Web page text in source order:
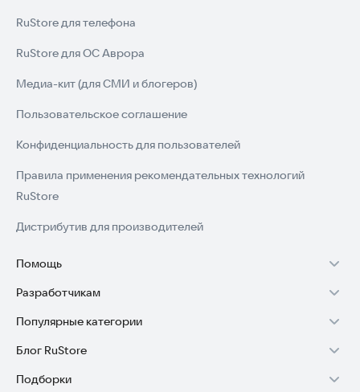
RuStore для телефона
RuStore для ОС Аврора
Медиа-кит (для СМИ и блогеров)
Пользовательское соглашение
Конфиденциальность для пользователей
Правила применения рекомендательных технологий
RuStore
Дистрибутив для производителей
Помощь
Установка RuStore на TV
Установка RuStore на телефон
Установка RuStore в машину
Помощь пользователям RuStore
Разработчикам
Зарабатывать с RuStore
Стать разработчиком
Доступ к RuStore Консоль
Популярные категории
Игры для Android
Приложения банков
Блог RuStore
Обзоры игр для Android 2025
Подборки